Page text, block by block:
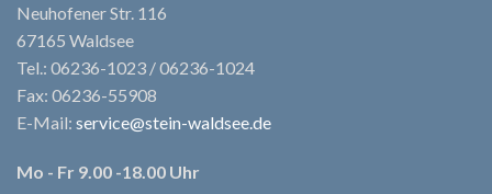
Neuhofener Str. 116
67165 Waldsee
Tel.: 06236-1023 / 06236-1024
Fax: 06236-55908
E-Mail: service@stein-waldsee.de
Mo - Fr 9.00 -18.00 Uhr